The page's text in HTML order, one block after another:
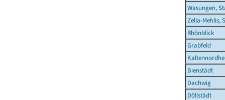
Wasungen,
Zella-Mehlis,
Rhönblick
Grabfeld
Bienstädt
Dachwig
Döllstädt